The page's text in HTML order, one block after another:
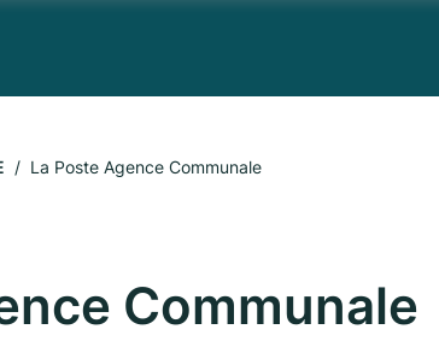
La Poste Agence Communale
Communale